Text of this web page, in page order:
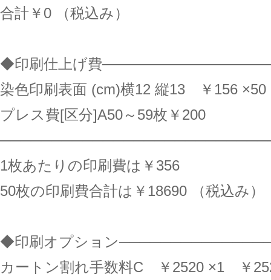
合計￥0 （税込み）
◆印刷仕上げ費
染色印刷表面 (cm)横12 縦13 ￥156 ×50
プレス費[区分]A50～59枚￥200
1枚あたりの印刷費は￥356
50枚の印刷費合計は￥18690 （税込み）
◆印刷オプション
カートン割れ手数料C ￥2520 ×1 ￥